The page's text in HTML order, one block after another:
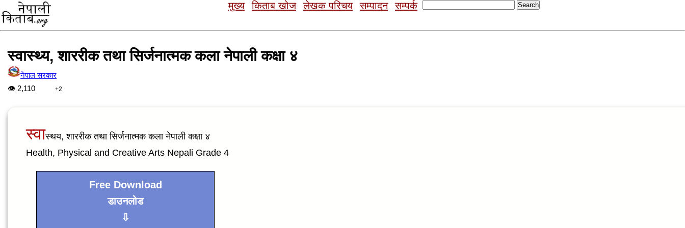
मुख्य किताब खोज लेखक परिचय सम्पादन सम्पर्क
for:
स्वास्थ्य, शाररीक तथा सिर्जनात्मक कला नेपाली कक्षा ४
नेपाल सरकार
👁 2,110 +2
स्वास्थय, शाररीक तथा सिर्जनात्मक कला नेपाली कक्षा ४
Health, Physical and Creative Arts Nepali Grade 4
Free Download
डाउनलोड
⇩